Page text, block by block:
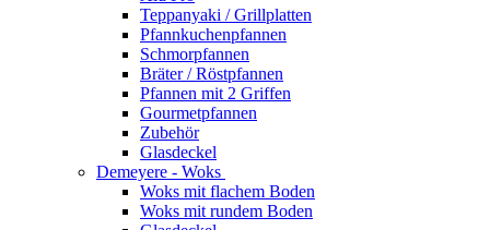
Teppanyaki / Grillplatten
Pfannkuchenpfannen
Schmorpfannen
Bräter / Röstpfannen
Pfannen mit 2 Griffen
Gourmetpfannen
Zubehör
Glasdeckel
Demeyere - Woks
Woks mit flachem Boden
Woks mit rundem Boden